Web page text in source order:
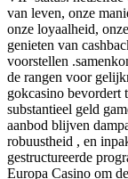
van leven, onze
onze loyaalheid,
genieten van
voorstellen
de rangen voor
gokcasino bevordert
substantieel geld
aanbod blijven
robuustheid , en
gestructureerde
Europa Casino om